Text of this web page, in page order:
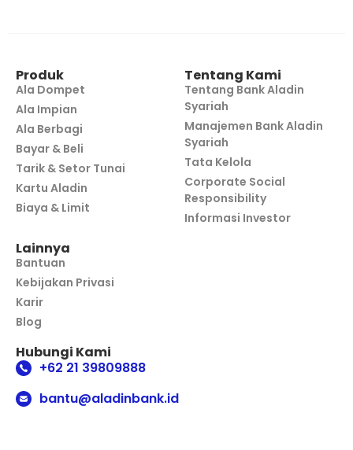
Produk
Ala Dompet
Ala Impian
Ala Berbagi
Bayar & Beli
Tarik & Setor Tunai
Kartu Aladin
Biaya & Limit
Tentang Kami
Tentang Bank Aladin
Syariah
Manajemen Bank Aladin
Syariah
Tata Kelola
Corporate Social
Responsibility
Informasi Investor
Lainnya
Bantuan
Kebijakan Privasi
Karir
Blog
Hubungi Kami
+62 21 39809888
bantu@aladinbank.id